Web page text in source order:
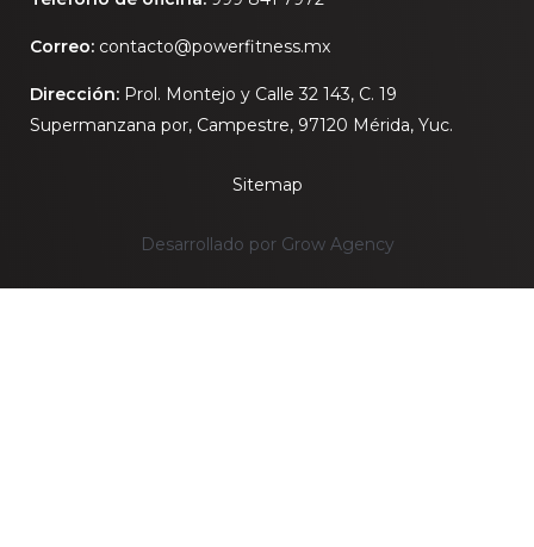
Correo: contacto@powerfitness.mx
Dirección: Prol. Montejo y Calle 32 143, C. 19
Supermanzana por, Campestre, 97120 Mérida, Yuc.
Sitemap
Desarrollado por Grow Agency